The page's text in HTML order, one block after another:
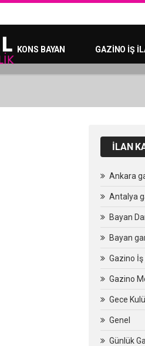
KONS BAYAN GAZINO İŞ
İLAN
Ankara
Antalya
Bayan
Bayan
Gazino İş
Gazino
Gece
Genel
Günlük